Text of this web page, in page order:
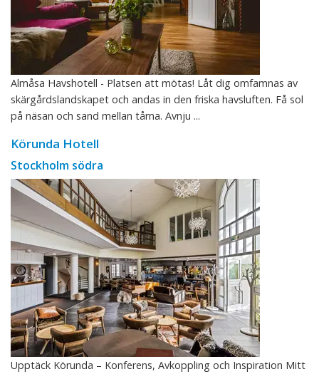
Almåsa Havshotell - Platsen att mötas! Låt dig omfamnas av
skärgårdslandskapet och andas in den friska havsluften. Få sol
på näsan och sand mellan tårna. Avnju ...
Körunda Hotell
Stockholm södra
Upptäck Körunda – Konferens, Avkoppling och Inspiration Mitt